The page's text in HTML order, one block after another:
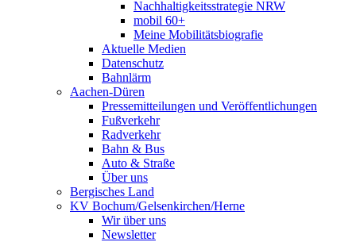
Nachhaltigkeitsstrategie NRW
mobil 60+
Meine Mobilitätsbiografie
Aktuelle Medien
Datenschutz
Bahnlärm
Aachen-Düren
Pressemitteilungen und Veröffentlichungen
Fußverkehr
Radverkehr
Bahn & Bus
Auto & Straße
Über uns
Bergisches Land
KV Bochum/Gelsenkirchen/Herne
Wir über uns
Newsletter